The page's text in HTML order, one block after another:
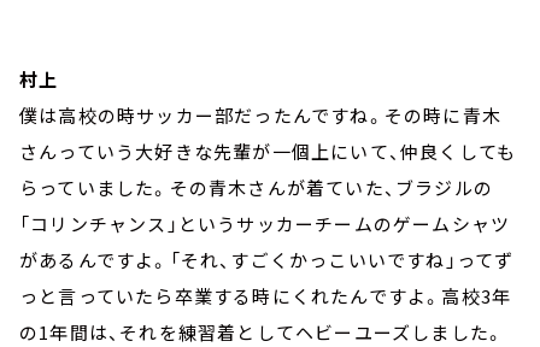
村上
僕は高校の時サッカー部だったんですね。その時に青木
さんっていう大好きな先輩が一個上にいて、仲良くしても
らっていました。その青木さんが着ていた、ブラジルの
「コリンチャンス」というサッカーチームのゲームシャツ
があるんですよ。「それ、すごくかっこいいですね」ってず
っと言っていたら卒業する時にくれたんですよ。高校3年
の1年間は、それを練習着としてヘビーユーズしました。